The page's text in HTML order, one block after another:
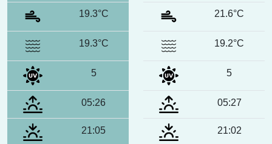
19.3°C
19.3°C
5
05:26
21:05
21.6°C
19.2°C
5
05:27
21:02